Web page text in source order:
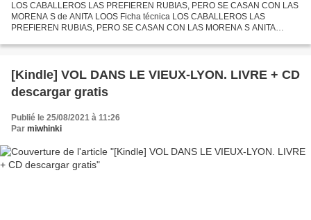
LOS CABALLEROS LAS PREFIEREN RUBIAS, PERO SE CASAN CON LAS
MORENA S de ANITA LOOS Ficha técnica LOS CABALLEROS LAS
PREFIEREN RUBIAS, PERO SE CASAN CON LAS MORENA S ANITA
MOBI, FB2 ISBN:...
[Kindle] VOL DANS LE VIEUX-LYON. LIVRE + CD
descargar gratis
Publié le 25/08/2021 à 11:26
Par miwhinki